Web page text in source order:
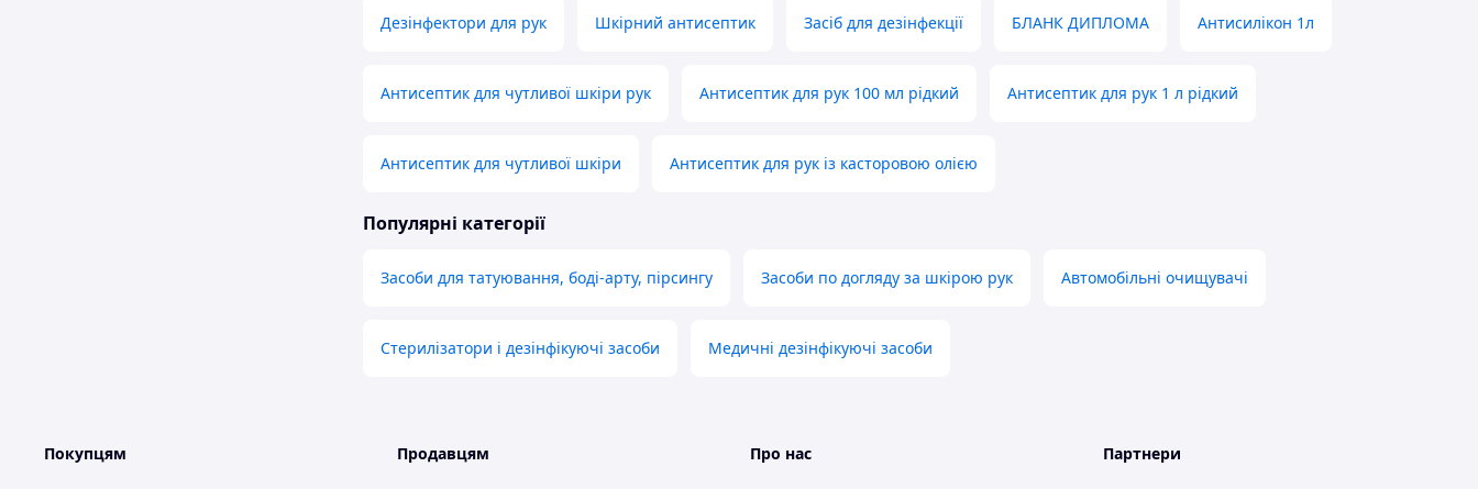
Дезінфектори для рук Шкірний антисептик Засіб для дезінфекції БЛАНК ДИПЛОМА Антисилікон 1л
Антисептик для чутливої шкіри рук Антисептик для рук 100 мл рідкий Антисептик для рук 1 л рідкий
Антисептик для чутливої шкіри Антисептик для рук із касторовою олією
Популярні категорії
Засоби для татуювання, боді-арту, пірсингу Засоби по догляду за шкірою рук Автомобільні очищувачі
Стерилізатори і дезінфікуючі засоби Медичні дезінфікуючі засоби
Покупцям Продавцям Про нас Партнери